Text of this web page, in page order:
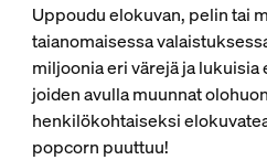
Uppoudu elokuvan, pelin tai
taianomaisessa
miljoonia eri värejä ja
joiden avulla muunnat
henkilökohtaiseksi
popcorn puuttuu!